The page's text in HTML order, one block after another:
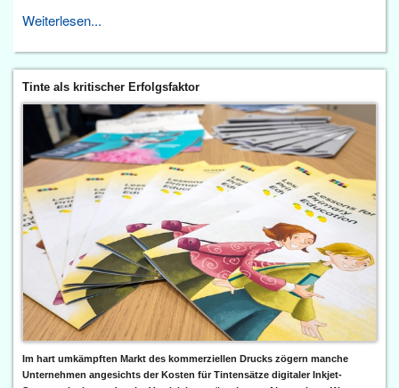
Weiterlesen...
Tinte als kritischer Erfolgsfaktor
Im hart umkämpften Markt des kommerziellen Drucks zögern manche
Unternehmen angesichts der Kosten für Tintensätze digitaler Inkjet-